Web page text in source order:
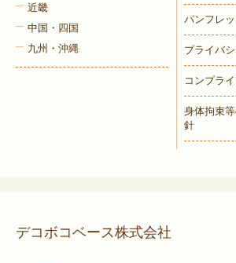
近畿
中国・四国
九州・沖縄
パンフレ
プライバ
コンプラ
身体拘束
針
デコボコベース株式会社